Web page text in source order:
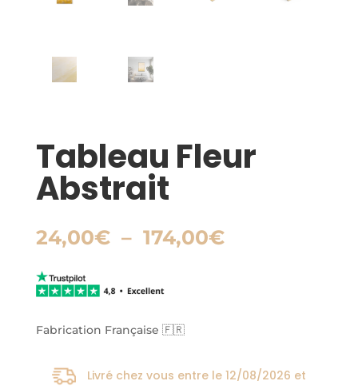
Tableau Fleur
Abstrait
24,00€ – 174,00€Plage
Fabrication Française 🇫🇷
Livré chez vous entre le 12/08/2026 et